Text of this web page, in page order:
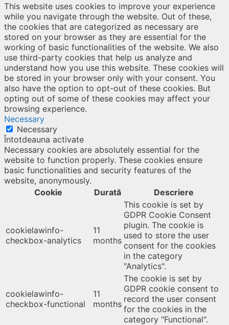
This website uses cookies to improve your experience
while you navigate through the website. Out of these,
the cookies that are categorized as necessary are
stored on your browser as they are essential for the
working of basic functionalities of the website. We also
use third-party cookies that help us analyze and
understand how you use this website. These cookies will
be stored in your browser only with your consent. You
also have the option to opt-out of these cookies. But
opting out of some of these cookies may affect your
browsing experience.
Necessary
Necessary
Întotdeauna activate
Necessary cookies are absolutely essential for the
website to function properly. These cookies ensure
basic functionalities and security features of the
website, anonymously.
Cookie
Durată Descriere
cookielawinfo-
checkbox-analytics
11
months
This cookie is set by
GDPR Cookie Consent
plugin. The cookie is
used to store the user
consent for the cookies
in the category
"Analytics".
cookielawinfo-
checkbox-functional
11
months
The cookie is set by
GDPR cookie consent to
record the user consent
for the cookies in the
category "Functional".